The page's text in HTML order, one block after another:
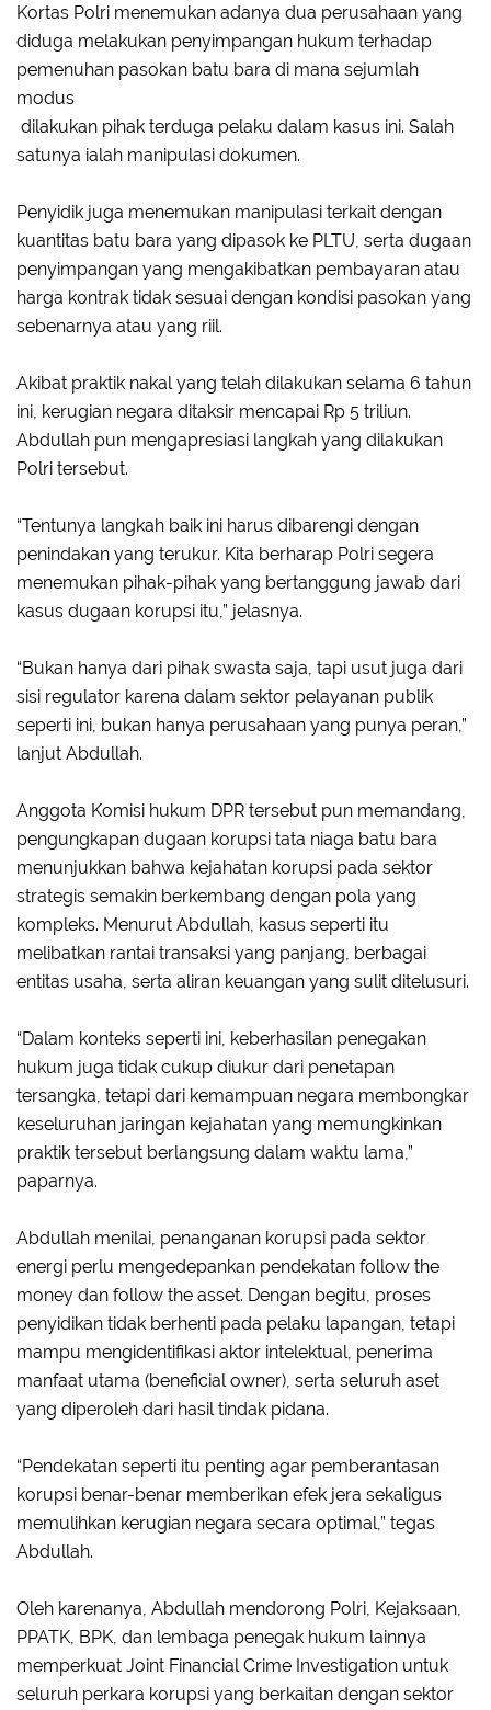
Kortas Polri menemukan adanya dua perusahaan yang
diduga melakukan penyimpangan hukum terhadap
pemenuhan pasokan batu bara di mana sejumlah
modus
dilakukan pihak terduga pelaku dalam kasus ini. Salah
satunya ialah manipulasi dokumen.
Penyidik juga menemukan manipulasi terkait dengan
kuantitas batu bara yang dipasok ke PLTU, serta dugaan
penyimpangan yang mengakibatkan pembayaran atau
harga kontrak tidak sesuai dengan kondisi pasokan yang
sebenarnya atau yang riil.
Akibat praktik nakal yang telah dilakukan selama 6 tahun
ini, kerugian negara ditaksir mencapai Rp 5 triliun.
Abdullah pun mengapresiasi langkah yang dilakukan
Polri tersebut.
“Tentunya langkah baik ini harus dibarengi dengan
penindakan yang terukur. Kita berharap Polri segera
menemukan pihak-pihak yang bertanggung jawab dari
kasus dugaan korupsi itu,” jelasnya.
“Bukan hanya dari pihak swasta saja, tapi usut juga dari
sisi regulator karena dalam sektor pelayanan publik
seperti ini, bukan hanya perusahaan yang punya peran,”
lanjut Abdullah.
Anggota Komisi hukum DPR tersebut pun memandang,
pengungkapan dugaan korupsi tata niaga batu bara
menunjukkan bahwa kejahatan korupsi pada sektor
strategis semakin berkembang dengan pola yang
kompleks. Menurut Abdullah, kasus seperti itu
melibatkan rantai transaksi yang panjang, berbagai
entitas usaha, serta aliran keuangan yang sulit ditelusuri.
“Dalam konteks seperti ini, keberhasilan penegakan
hukum juga tidak cukup diukur dari penetapan
tersangka, tetapi dari kemampuan negara membongkar
keseluruhan jaringan kejahatan yang memungkinkan
praktik tersebut berlangsung dalam waktu lama,”
paparnya.
Abdullah menilai, penanganan korupsi pada sektor
energi perlu mengedepankan pendekatan follow the
money dan follow the asset. Dengan begitu, proses
penyidikan tidak berhenti pada pelaku lapangan, tetapi
mampu mengidentifikasi aktor intelektual, penerima
manfaat utama (beneficial owner), serta seluruh aset
yang diperoleh dari hasil tindak pidana.
“Pendekatan seperti itu penting agar pemberantasan
korupsi benar-benar memberikan efek jera sekaligus
memulihkan kerugian negara secara optimal,” tegas
Abdullah.
Oleh karenanya, Abdullah mendorong Polri, Kejaksaan,
PPATK, BPK, dan lembaga penegak hukum lainnya
memperkuat Joint Financial Crime Investigation untuk
seluruh perkara korupsi yang berkaitan dengan sektor